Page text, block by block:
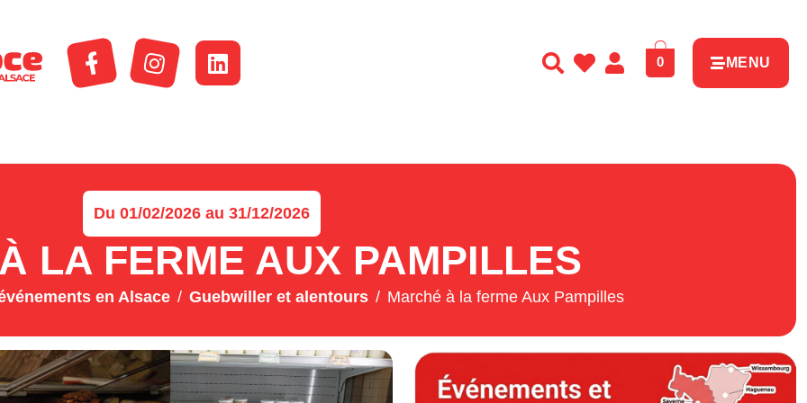
0 MENU
Du 01/02/2026 au 31/12/2026
LA FERME AUX PAMPILLES
en Alsace Guebwiller et alentours Marché à la ferme Aux Pampilles